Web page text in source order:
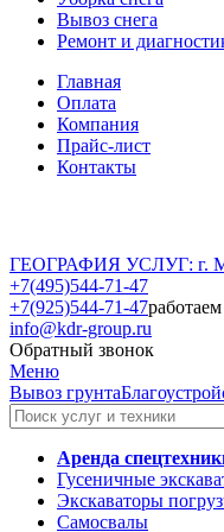
Вывоз снега
Ремонт и
Главная
Оплата
Компания
Прайс-лист
Контакты
ГЕОГРАФИЯ УСЛУГ: г.
+7(495)544-71-47
+7(925)544-71-47
info@kdr-group.ru
Обратный звонок
Меню
Вывоз грунта
Аренда
Гусеничные
Экскаваторы
Самосвалы